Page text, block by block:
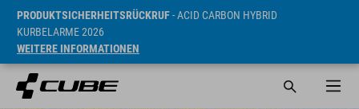
PRODUKTSICHERHEITSRÜCKRUF- ACID CARBON HYBRID
KURBELARME 2026
WEITERE INFORMATIONEN